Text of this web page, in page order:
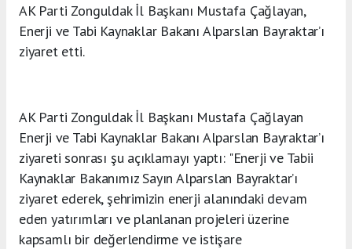
AK Parti Zonguldak İl Başkanı Mustafa Çağlayan,
Enerji ve Tabi Kaynaklar Bakanı Alparslan Bayraktar’ı
ziyaret etti.
AK Parti Zonguldak İl Başkanı Mustafa Çağlayan
Enerji ve Tabi Kaynaklar Bakanı Alparslan Bayraktar’ı
ziyareti sonrası şu açıklamayı yaptı: "Enerji ve Tabii
Kaynaklar Bakanımız Sayın Alparslan Bayraktar’ı
ziyaret ederek, şehrimizin enerji alanındaki devam
eden yatırımları ve planlanan projeleri üzerine
kapsamlı bir değerlendirme ve istişare